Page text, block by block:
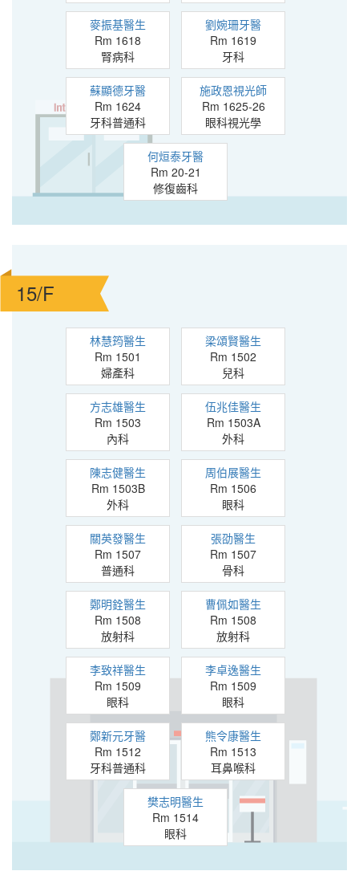
麥振基醫生
Rm 1618
腎病科
劉婉珊牙醫
Rm 1619
牙科
蘇顯德牙醫
Rm 1624
牙科普通科
施政恩視光師
Rm 1625-26
眼科視光學
何烜泰牙醫
Rm 20-21
修復齒科
15/F
林慧筠醫生
Rm 1501
婦產科
梁頌賢醫生
Rm 1502
兒科
方志雄醫生
Rm 1503
內科
伍兆佳醫生
Rm 1503A
外科
陳志健醫生
Rm 1503B
外科
周伯展醫生
Rm 1506
眼科
關英發醫生
Rm 1507
普通科
張劭醫生
Rm 1507
骨科
鄭明銓醫生
Rm 1508
放射科
曹佩如醫生
Rm 1508
放射科
李致祥醫生
Rm 1509
眼科
李卓逸醫生
Rm 1509
眼科
鄭新元牙醫
Rm 1512
牙科普通科
熊令康醫生
Rm 1513
耳鼻喉科
樊志明醫生
Rm 1514
眼科